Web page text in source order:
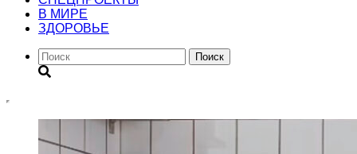
В МИРЕ
ЗДОРОВЬЕ
Поиск